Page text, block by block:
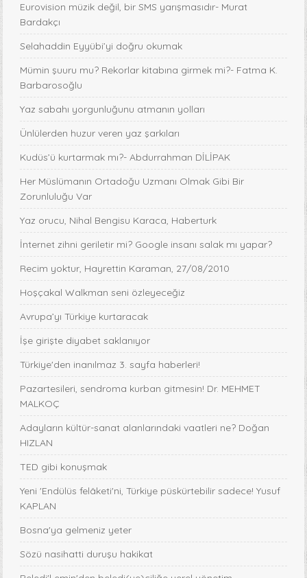
Eurovision müzik değil, bir SMS yarışmasıdır- Murat
Bardakçı
Selahaddin Eyyübi’yi doğru okumak
Mümin şuuru mu? Rekorlar kitabına girmek mi?- Fatma K.
Barbarosoğlu
Yaz sabahı yorgunluğunu atmanın yolları
Ünlülerden huzur veren yaz şarkıları
Kudüs’ü kurtarmak mı?- Abdurrahman DİLİPAK
Her Müslümanın Ortadoğu Uzmanı Olmak Gibi Bir
Zorunluluğu Var
Yaz orucu, Nihal Bengisu Karaca, Haberturk
İnternet zihni geriletir mi? Google insanı salak mı yapar?
Recim yoktur, Hayrettin Karaman, 27/08/2010
Hoşçakal Walkman seni özleyeceğiz
Avrupa’yı Türkiye kurtaracak
İşe girişte diyabet saklanıyor
Türkiye'den inanılmaz 3. sayfa haberleri!
Pazartesileri, sendroma kurban gitmesin! Dr. MEHMET
MALKOÇ
Adayların kültür-sanat alanlarındaki vaatleri ne? Doğan
HIZLAN
TED gibi konuşmak
Yeni 'Endülüs felâketi'ni, Türkiye püskürtebilir sadece! Yusuf
KAPLAN
Bosna'ya gelmeniz yeter
Sözü nasihatti duruşu hakikat